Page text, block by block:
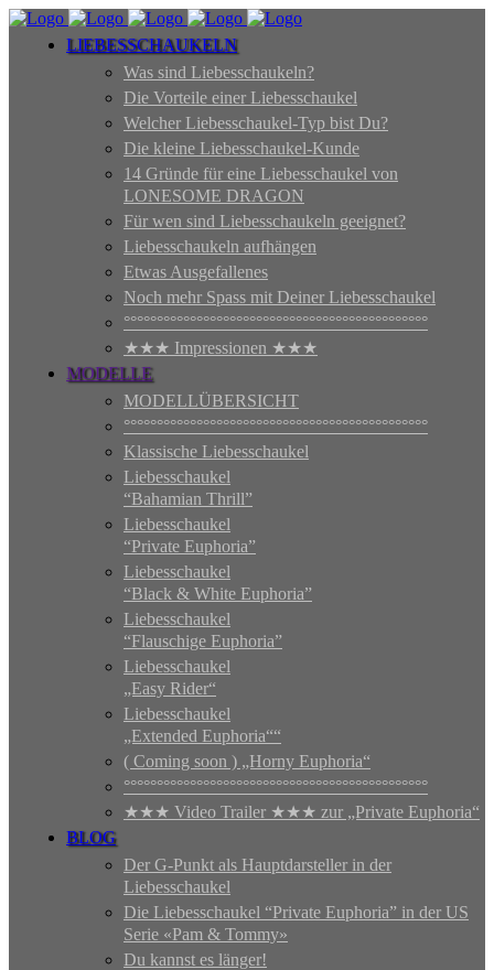
LIEBESSCHAUKELN
Was sind Liebesschaukeln?
Die Vorteile einer Liebesschaukel
Welcher Liebesschaukel-Typ bist Du?
Die kleine Liebesschaukel-Kunde
14 Gründe für eine Liebesschaukel von
LONESOME DRAGON
Für wen sind Liebesschaukeln geeignet?
Liebesschaukeln aufhängen
Etwas Ausgefallenes
Noch mehr Spass mit Deiner Liebesschaukel
°°°°°°°°°°°°°°°°°°°°°°°°°°°°°°°°°°°°°°°°°°°°°°
★★★ Impressionen ★★★
MODELLE
MODELLÜBERSICHT
°°°°°°°°°°°°°°°°°°°°°°°°°°°°°°°°°°°°°°°°°°°°°°
Klassische Liebesschaukel
Liebesschaukel
“Bahamian Thrill”
Liebesschaukel
“Private Euphoria”
Liebesschaukel
“Black & White Euphoria”
Liebesschaukel
“Flauschige Euphoria”
Liebesschaukel
„Easy Rider“
Liebesschaukel
„Extended Euphoria““
( Coming soon ) „Horny Euphoria“
°°°°°°°°°°°°°°°°°°°°°°°°°°°°°°°°°°°°°°°°°°°°°°
★★★ Video Trailer ★★★ zur „Private Euphoria“
BLOG
Der G-Punkt als Hauptdarsteller in der
Liebesschaukel
Die Liebesschaukel “Private Euphoria” in der US
Serie «Pam & Tommy»
Du kannst es länger!